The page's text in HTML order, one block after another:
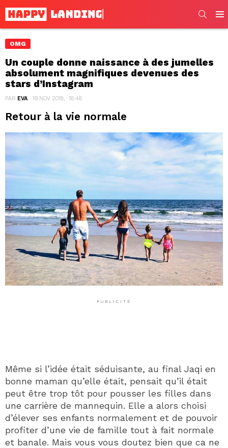
OMG
Un couple donne naissance à des jumelles
absolument magnifiques devenues des
stars d’Instagram
PAR EVA 19 NOV 2018, · 18:48
Retour à la vie normale
PUBLICITÉ
Même si l’idée était séduisante, au final Jaqi en
bonne maman qu’elle était, pensait qu’il était
peut être trop tôt pour pousser les filles dans
une carrière de mannequin. Elle a alors choisi
d’élever ses enfants normalement et de pouvoir
profiter d’une vie de famille tout à fait normale
et banale. Mais vous vous doutez bien que ca ne